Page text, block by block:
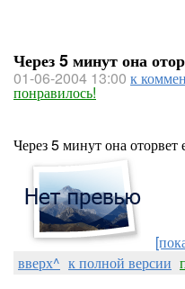
Через 5 минут она
01-06-2004 13:00 к
понравилось!
Через 5 минут она оторвет
вверх^ к полной версии